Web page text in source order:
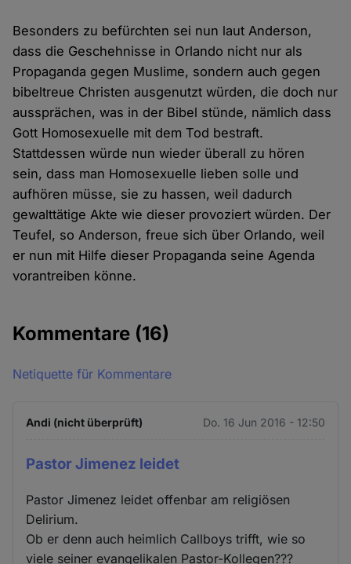
Besonders zu befürchten sei nun laut Anderson,
dass die Geschehnisse in Orlando nicht nur als
Propaganda gegen Muslime, sondern auch gegen
bibeltreue Christen ausgenutzt würden, die doch nur
aussprächen, was in der Bibel stünde, nämlich dass
Gott Homosexuelle mit dem Tod bestraft.
Stattdessen würde nun wieder überall zu hören
sein, dass man Homosexuelle lieben solle und
aufhören müsse, sie zu hassen, weil dadurch
gewalttätige Akte wie dieser provoziert würden. Der
Teufel, so Anderson, freue sich über Orlando, weil
er nun mit Hilfe dieser Propaganda seine Agenda
vorantreiben könne.
Kommentare (16)
Netiquette für Kommentare
Andi (nicht überprüft) Do. 16 Jun 2016 - 12:50
Pastor Jimenez leidet
Pastor Jimenez leidet offenbar am religiösen
Delirium.
Ob er denn auch heimlich Callboys trifft, wie so
viele seiner evangelikalen Pastor-Kollegen???